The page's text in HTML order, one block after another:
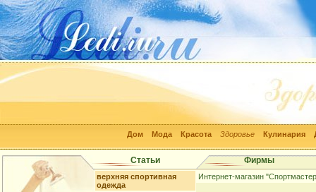
Дом Мода Красота Здоровье Кулинария
Статьи Фирмы
верхняя спортивная
одежда
Интернет-магазин